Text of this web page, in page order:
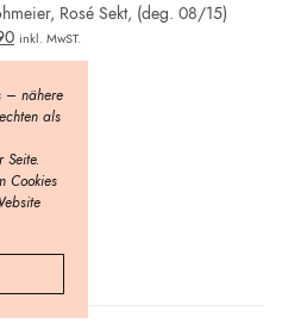
Rosé Sekt, (deg. 08/15)
inkl. MwST.
– nähere
als
Seite.
Cookies